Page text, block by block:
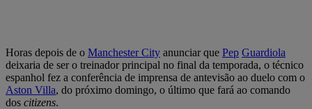
Horas depois de o Manchester City anunciar que Pep Guardiola
deixaria de ser o treinador principal no final da temporada, o técnico
espanhol fez a conferência de imprensa de antevisão ao duelo com o
Aston Villa, do próximo domingo, o último que fará ao comando
dos citizens.